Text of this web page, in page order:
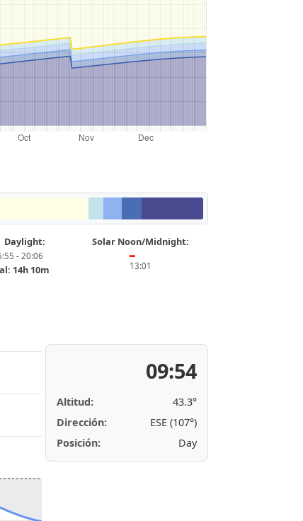
Daylight:
- 20:06
14h 10m
Solar Noon/Midnight:
━
13:01
09:54
Altitud:
43.3°
Dirección:
ESE (107°)
Posición:
Day